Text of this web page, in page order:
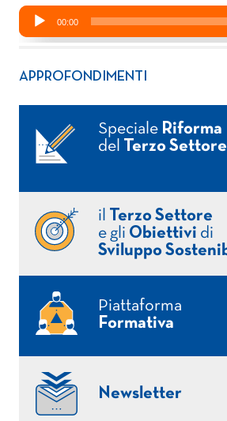
APPROFONDIMENTI
Speciale Riforma
del
Terzo Settore
il
Terzo Settore
e gli Obiettivi di
Sviluppo
Piattaforma
Formativa
Newsletter